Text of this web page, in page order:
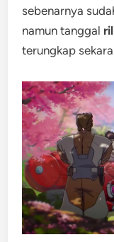
sebenarnya
namun tanggal
terungkap